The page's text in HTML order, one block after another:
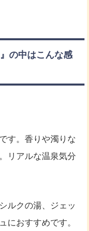
の中はこんな感
です。香りや濁りな
リアルな温泉気分
ルクの湯、ジェッ
におすすめです。